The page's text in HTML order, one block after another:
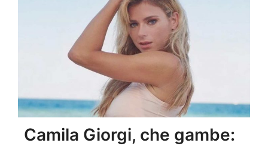
Camila Giorgi, che gambe: